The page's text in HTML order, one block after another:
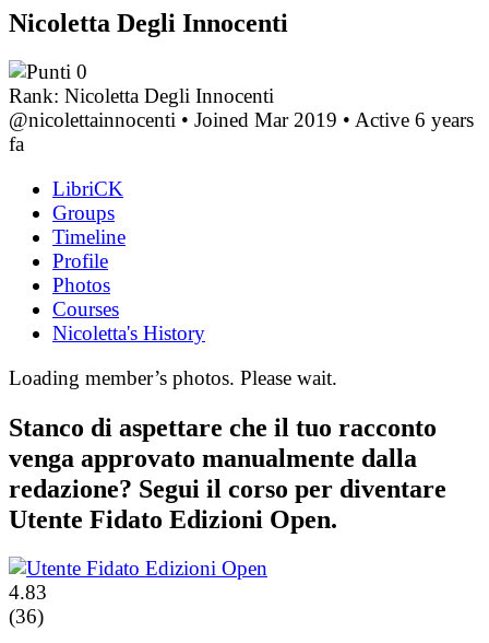
Nicoletta Degli Innocenti
0
Rank: Nicoletta Degli Innocenti
@nicolettainnocenti • Joined Mar 2019 • Active 6 years
fa
LibriCK
Groups
Timeline
Profile
Photos
Courses
Nicoletta's History
Loading member’s photos. Please wait.
Stanco di aspettare che il tuo racconto
venga approvato manualmente dalla
redazione? Segui il corso per diventare
Utente Fidato Edizioni Open.
4.83
(36)